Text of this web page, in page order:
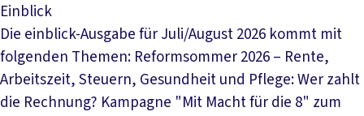
Einblick
Die einblick-Ausgabe für Juli/August 2026 kommt mit
folgenden Themen: Reformsommer 2026 – Rente,
Arbeitszeit, Steuern, Gesundheit und Pflege: Wer zahlt
die Rechnung? Kampagne "Mit Macht für die 8" zum